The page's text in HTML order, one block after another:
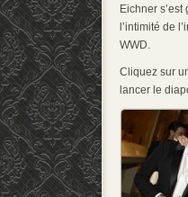
Eichner s’est
l’intimité de
WWD.
Cliquez sur
lancer le